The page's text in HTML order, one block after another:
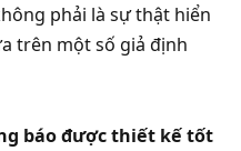
phải là sự thật hiển
trên một số giả định
báo được thiết kế tốt